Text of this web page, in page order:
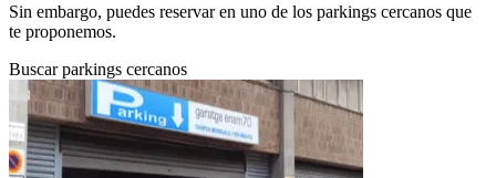
Sin embargo, puedes reservar en uno de los parkings cercanos que
te proponemos.
Buscar parkings cercanos